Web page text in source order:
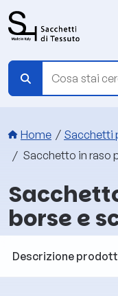
Briciole di pane
Home
Sacchetti
Sacchetto in raso per
borse e
Descrizione